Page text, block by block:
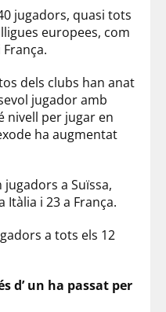
jugadors, quasi tots
europees, com
dels clubs han anat
jugador amb
nivell per jugar en
ha augmentat
a Suïssa,
Itàlia i 23 a França.
a tots els 12
d’ un ha passat per